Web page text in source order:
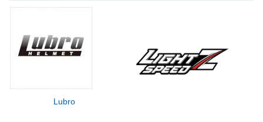
Lubro